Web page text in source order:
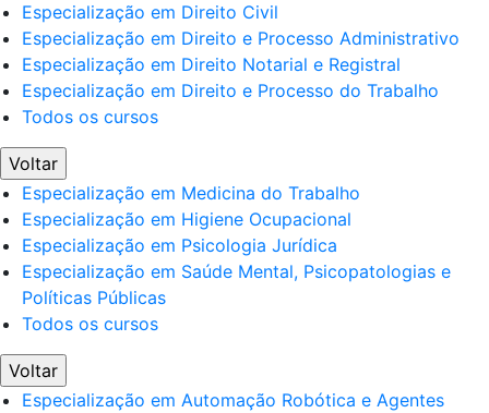
Especialização em Direito Civil
Especialização em Direito e Processo Administrativo
Especialização em Direito Notarial e Registral
Especialização em Direito e Processo do Trabalho
Todos os cursos
Voltar
Especialização em Medicina do Trabalho
Especialização em Higiene Ocupacional
Especialização em Psicologia Jurídica
Especialização em Saúde Mental, Psicopatologias e
Políticas Públicas
Todos os cursos
Voltar
Especialização em Automação Robótica e Agentes